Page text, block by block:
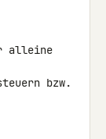
alleine
bzw.